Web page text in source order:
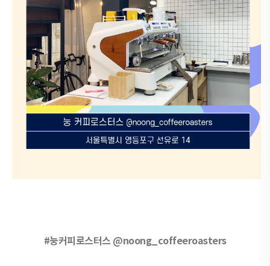
#눙커피로스터스 @noong_coffeeroasters